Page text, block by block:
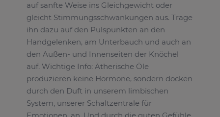
auf sanfte Weise ins Gleichgewicht oder
gleicht Stimmungsschwankungen aus. Trage
ihn dazu auf den Pulspunkten an den
Handgelenken, am Unterbauch und auch an
den Außen- und Innenseiten der Knöchel
auf. Wichtige Info: Ätherische Öle
produzieren keine Hormone, sondern docken
durch den Duft in unserem limbischen
System, unserer Schaltzentrale für